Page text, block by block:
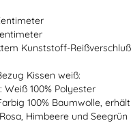
Kunststoff-Reißverschluß
Kissen weiß:
Weiß 100% Polyester
100% Baumwolle,
Himbeere und Seegrün